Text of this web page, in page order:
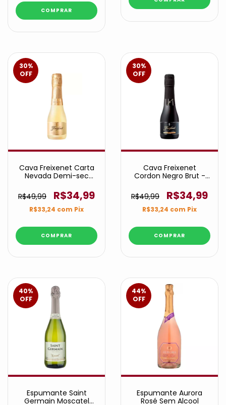
30%
OFF
Cava Freixenet Carta
Nevada Demi-sec
R$49,99
R$34,99
R$33,24 com Pix
30%
OFF
Cava Freixenet
Cordon Negro Brut -
R$49,99
R$34,99
R$33,24 com Pix
40%
OFF
Espumante Saint
Germain Moscatel
44%
OFF
Espumante Aurora
Rosé Sem Alcool